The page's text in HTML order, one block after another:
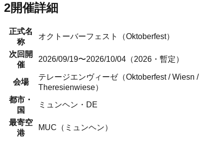
2開催詳細
正式名
称
オクトーバーフェスト （Oktoberfest）
次回開
催
2026/09/19〜2026/10/04（2026・暫定）
会場
テレージエンヴィーゼ（Oktoberfest / Wiesn /
Theresienwiese）
都市・
国
ミュンヘン ・ DE
最寄空
港
MUC（ミュンヘン）